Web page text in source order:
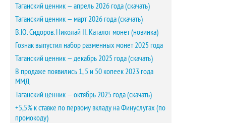
Таганский ценник — апрель 2026 года (скачать)
Таганский ценник — март 2026 года (скачать)
В.Ю. Сидоров. Николай II. Каталог монет (новинка)
Гознак выпустил набор разменных монет 2025 года
Таганский ценник — декабрь 2025 года (скачать)
В продаже появились 1, 5 и 50 копеек 2023 года
ММД
Таганский ценник — октябрь 2025 года (скачать)
+5,5% к ставке по первому вкладу на Финуслугах (по
промокоду)